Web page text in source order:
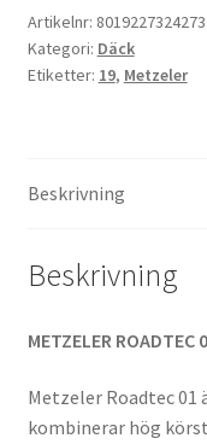
Artikelnr: 8019227324273
Kategori: Däck
Etiketter: 19, Metzeler
Beskrivning
Beskrivning
METZELER ROADTEC
Metzeler Roadtec
kombinerar hög